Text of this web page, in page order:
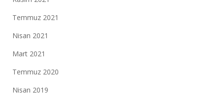
Temmuz 2021
Nisan 2021
Mart 2021
Temmuz 2020
Nisan 2019